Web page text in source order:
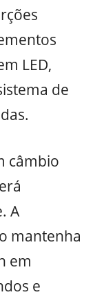
LED,
de
câmbio
A
mantenha
em
e